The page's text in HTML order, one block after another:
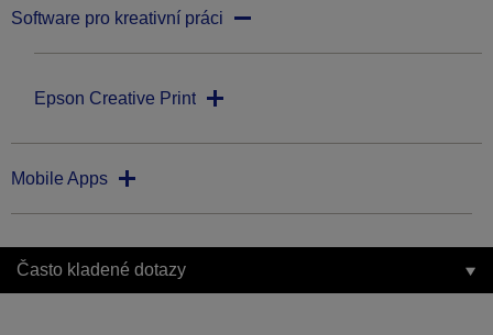
Software pro kreativní práci
Epson Creative Print
Mobile Apps
Často kladené dotazy